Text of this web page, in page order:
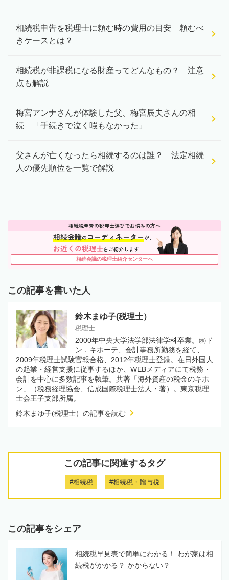
相続税申告を税理士に頼む時の費用の目安 頼むべ
きケースとは？
相続税が非課税になる財産ってどんなもの？ 注意
点も解説
梅宮アンナさんが体験した父、梅宮辰夫さんの相
続 「手続きで泣く暇もなかった」
父さんが亡くなったら相続するのは誰？ 法定相続
人の優先順位を一覧で解説
相続税申告の税理士選びでお悩みの方へ
相続会議の コーディネーター が、
お近くの税理士をご紹介します
相続会議の税理士紹介センターへ
この記事を書いた人
鈴木まゆ子(税理士）
税理士
2000年中央大学法学部法律学科卒業。㈱ド
ン．キホーテ、会計事務所勤務を経て、
2009年税理士試験官報合格、2012年税理士登録。在日外国人
の起業・経営支援に従事するほか、WEBメディアにて税務・
会計を中心に多数記事を執筆。共著「海外資産の税金のキホ
ン」（税務経理協会、信成国際税理士法人・著）。東京税理
士会王子支部所属。
鈴木まゆ子(税理士）の記事を読む
この記事に関連するタグ
#相続税 #相続税・贈与税
この記事をシェア
相続税早見表で簡単にわかる！ わが家は相
続税がかかる？ かからない？